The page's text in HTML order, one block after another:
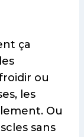
ça
ou
les
Ou
sans